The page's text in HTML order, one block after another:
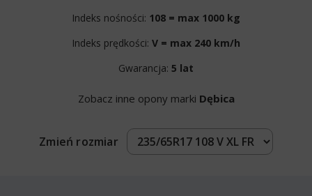
Indeks nośności: 108 = max 1000 kg
Indeks prędkości: V = max 240 km/h
Gwarancja: 5 lat
Zobacz inne opony marki Dębica
Zmień rozmiar